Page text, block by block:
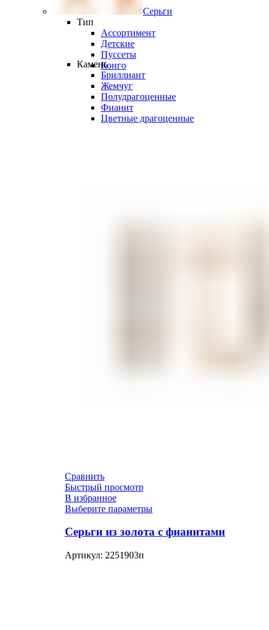
Серьги
Тип
Ассортимент
Детские
Пуссеты
Конго
Камень
Бриллиант
Жемчуг
Полудрагоценные
Фианит
Цветные драгоценные
Сравнить
Быстрый просмотр
В избранное
Выберите параметры
Серьги из золота с фианитами
Артикул: 2251903п